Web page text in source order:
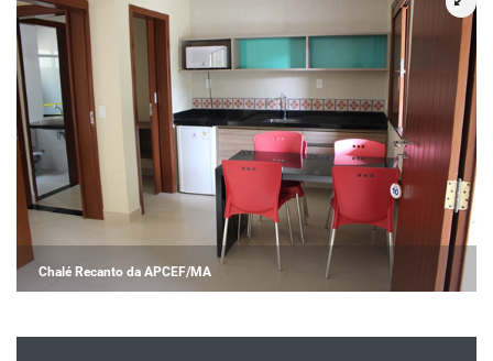
Chalé Recanto da APCEF/MA